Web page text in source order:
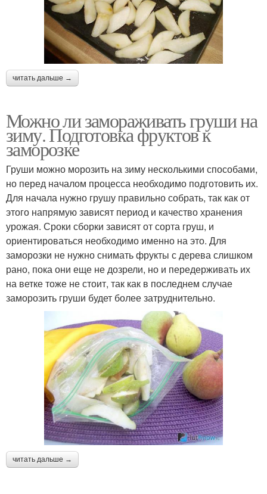
читать дальше →
Можно ли замораживать груши на
зиму. Подготовка фруктов к
заморозке
Груши можно морозить на зиму несколькими способами,
но перед началом процесса необходимо подготовить их.
Для начала нужно грушу правильно собрать, так как от
этого напрямую зависят период и качество хранения
урожая. Сроки сборки зависят от сорта груш, и
ориентироваться необходимо именно на это. Для
заморозки не нужно снимать фрукты с дерева слишком
рано, пока они еще не дозрели, но и передерживать их
на ветке тоже не стоит, так как в последнем случае
заморозить груши будет более затруднительно.
читать дальше →